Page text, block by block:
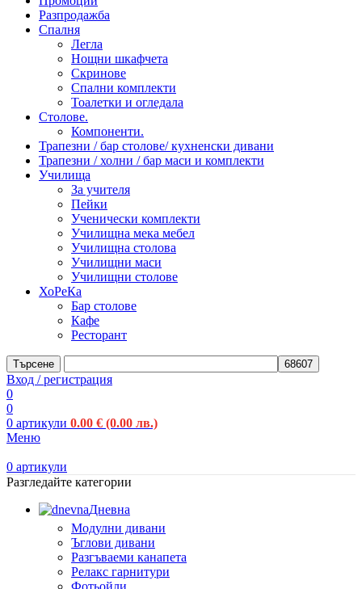
Разпродажба
Спалня
Легла
Нощни шкафчета
Скринове
Спални комплекти
Тоалетки и огледала
Столове.
Компоненти.
Трапезни / бар столове/ кухненски дивани
Трапезни / холни / бар маси и комплекти
Училища
За учителя
Пейки
Ученически комплекти
Училищна мека мебел
Училищна столова
Училищни маси
Училищни столове
ХоРеКа
Бар столове
Кафе
Ресторант
Търсене
Вход / регистрация
0
0
0 артикули 0.00 € (0.00 лв.)
Меню
0 артикули
Разгледайте категории
Дневна
Модулни дивани
Ъглови дивани
Разгъваеми канапета
Релакс гарнитури
Фотьойли